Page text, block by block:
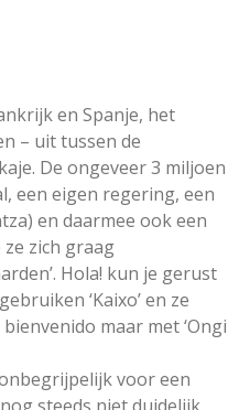
en Spanje, het
– uit tussen de
De ongeveer 3 miljoen
een eigen regering, een
en daarmee ook een
zich graag
Hola! kun je gerust
‘Kaixo’ en ze
maar met ‘Ongi
voor een